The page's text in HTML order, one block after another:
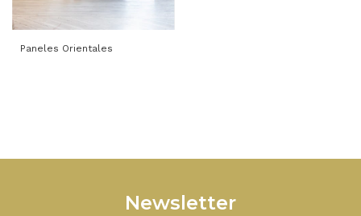
Paneles Orientales
Newsletter